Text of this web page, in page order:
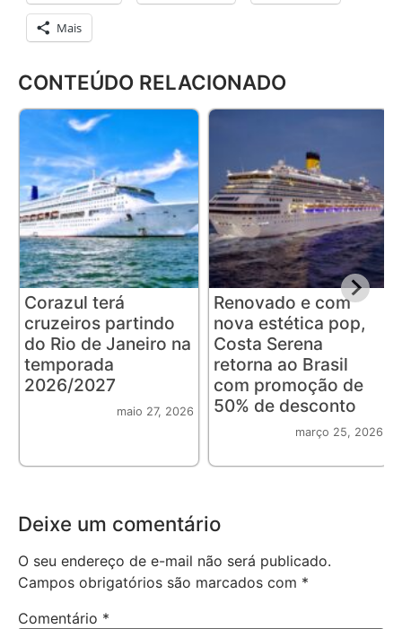
Mais
CONTEÚDO RELACIONADO
Corazul terá
cruzeiros partindo
do Rio de Janeiro na
temporada
2026/2027
maio 27, 2026
Renovado e com
nova estética pop,
Costa Serena
retorna ao Brasil
com promoção de
50% de desconto
março 25, 2026
Deixe um comentário
O seu endereço de e-mail não será publicado.
Campos obrigatórios são marcados com *
Comentário *